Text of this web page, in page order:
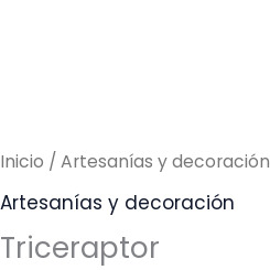
Inicio / Artesanías y decoración
Artesanías y decoración
Triceraptor